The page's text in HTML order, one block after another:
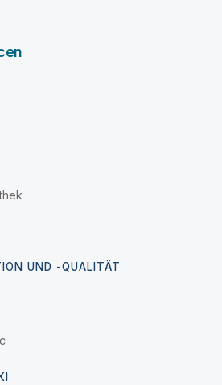
UND -QUALITÄT